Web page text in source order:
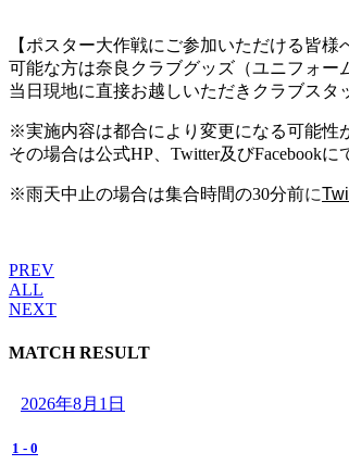
【ポスター大作戦にご参加いただける皆様
可能な方は奈良クラブグッズ（ユニフォー
当日現地に直接お越しいただきクラブスタ
※実施内容は都合により変更になる可能性
その場合は公式HP、Twitter及びFacebookに
※雨天中止の場合は集合時間の30分前に
PREV
ALL
NEXT
MATCH RESULT
2026年8月1日
1 - 0